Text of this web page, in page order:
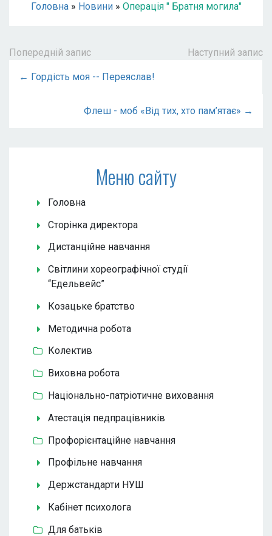
Головна» Новини» Операція " Братня могила"
Попередній запис Наступний запис
← Гордість моя -- Переяслав!
Флеш - моб «Від тих, хто пам’ятає» →
Меню сайту
Головна
Сторінка директора
Дистанційне навчання
Світлини хореографічної студії
“Едельвейс”
Козацьке братство
Методична робота
Колектив
Виховна робота
Національно-патріотичне виховання
Атестація педпрацівників
Профорієнтаційне навчання
Профільне навчання
Держстандарти НУШ
Кабінет психолога
Для батьків